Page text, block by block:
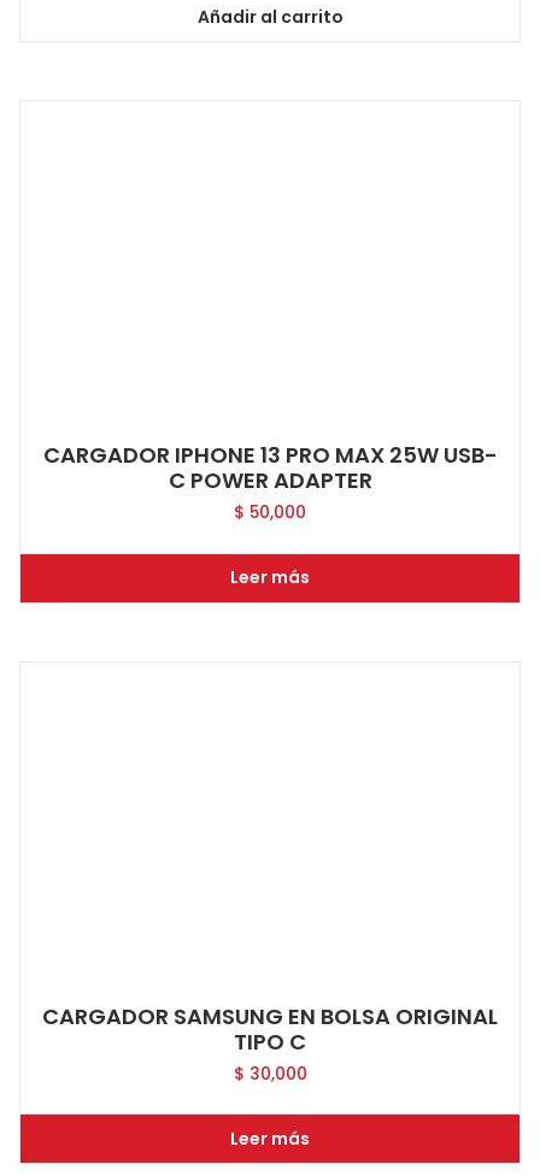
Añadir al carrito
CARGADOR IPHONE 13 PRO MAX 25W USB-
C POWER ADAPTER
$ 50,000
Leer más
CARGADOR SAMSUNG EN BOLSA ORIGINAL
TIPO C
$ 30,000
Leer más